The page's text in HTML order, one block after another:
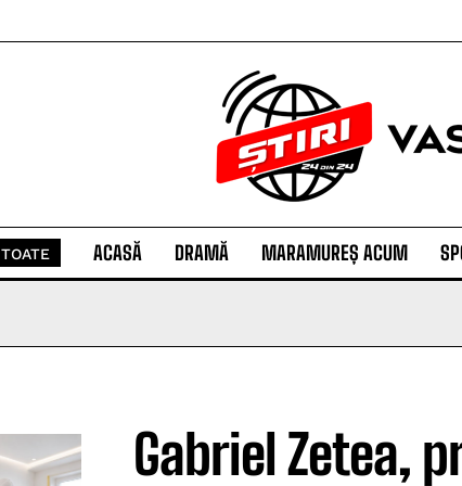
TOATE ACASĂ DRAMĂ MARAMUREȘ ACUM
Gabriel Zetea,